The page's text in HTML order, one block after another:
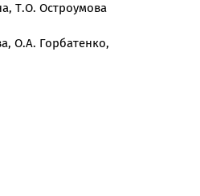
Т.О. Остроумова
О.А. Горбатенко,